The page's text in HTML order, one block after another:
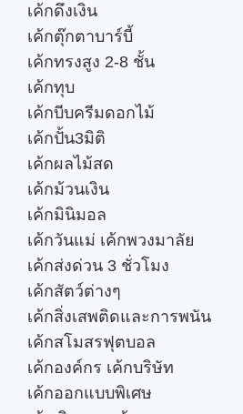
เค้กดึงเงิน
เค้กตุ๊กตาบาร์บี้
เค้กทรงสูง 2-8 ชั้น
เค้กทุบ
เค้กบีบครีมดอกไม้
เค้กปั้น3มิติ
เค้กผลไม้สด
เค้กม้วนเงิน
เค้กมินิมอล
เค้กวันแม่ เค้กพวงมาลัย
เค้กส่งด่วน 3 ชั่วโมง
เค้กสัตว์ต่างๆ
เค้กสิ่งเสพติดและการพนัน
เค้กสโมสรฟุตบอล
เค้กองค์กร เค้กบริษัท
เค้กออกแบบพิเศษ